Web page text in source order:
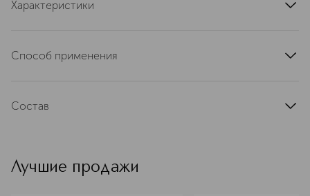
Характеристики
страна производства
Способ применения
Чтобы усилить интенсивность хайлайтера, используйте
Состав
GLYCOL , ETHYLHEXYLGLYCERIN , IRIS FLORENTINA
ROOT EXTRACT , AQUA (WATER) , SODIUM
Лучшие продажи